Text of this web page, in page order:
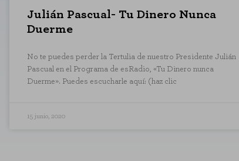
Julián Pascual- Tu Dinero Nunca
Duerme
No te puedes perder la Tertulia de nuestro Presidente Julián
Pascual en el Programa de esRadio, «Tu Dinero nunca
Duerme». Puedes escucharle aquí: (haz clic
15 junio, 2020
Estas cookies son
para bloquear o alertar
identificación personal.
Estas cookies nos